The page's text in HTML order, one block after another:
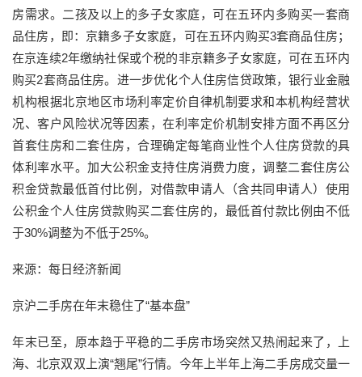
房需求。二孩及以上的多子女家庭，可在五环内多购买一套商
品住房，即：京籍多子女家庭，可在五环内购买3套商品住房；
在京连续2年缴纳社保或个税的非京籍多子女家庭，可在五环内
购买2套商品住房。进一步优化个人住房信贷政策，银行业金融
机构根据北京地区市场利率定价自律机制要求和本机构经营状
况、客户风险状况等因素，在利率定价机制安排方面不再区分
首套住房和二套住房，合理确定每笔商业性个人住房贷款的具
体利率水平。加大公积金支持住房消费力度，调整二套住房公
积金贷款最低首付比例，对借款申请人（含共同申请人）使用
公积金个人住房贷款购买二套住房的，最低首付款比例由不低
于30%调整为不低于25%。
来源：每日经济新闻
京沪二手房在年末稳住了“基本盘”
年末已至，原本趋于平稳的二手房市场突然又热闹起来了，上
海、北京双双上演“翘尾”行情。今年上半年上海二手房成交量一